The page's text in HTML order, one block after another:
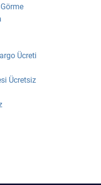
Ücreti
Ücretsiz